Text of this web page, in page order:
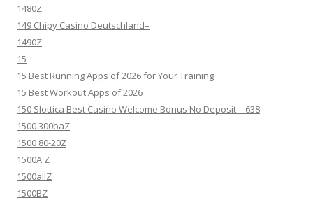
1480Z
149 Chipy Casino Deutschland–
1490Z
15
15 Best Running Apps of 2026 for Your Training
15 Best Workout Apps of 2026
150 Slottica Best Casino Welcome Bonus No Deposit – 638
1500 300baZ
1500 80-20Z
1500A Z
1500allZ
1500BZ